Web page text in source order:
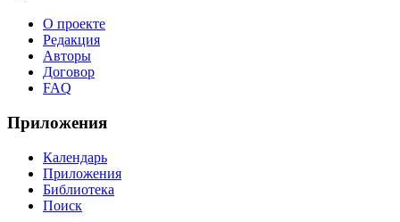
О проекте
Редакция
Авторы
Договор
FAQ
Приложения
Календарь
Приложения
Библиотека
Поиск